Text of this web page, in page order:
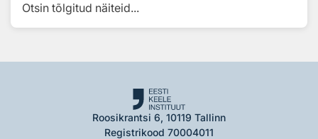
Otsin tõlgitud näiteid...
Roosikrantsi 6, 10119 Tallinn
Registrikood 70004011